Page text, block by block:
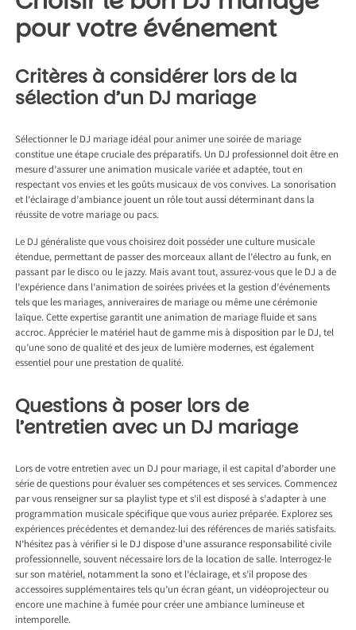
pour votre événement
Critères à considérer lors de la
sélection d’un DJ mariage
Sélectionner le DJ mariage idéal pour animer une soirée de mariage
constitue une étape cruciale des préparatifs. Un DJ professionnel doit être en
mesure d’assurer une animation musicale variée et adaptée, tout en
respectant vos envies et les goûts musicaux de vos convives. La sonorisation
et l’éclairage d’ambiance jouent un rôle tout aussi déterminant dans la
réussite de votre mariage ou pacs.
Le DJ généraliste que vous choisirez doit posséder une culture musicale
étendue, permettant de passer des morceaux allant de l’électro au funk, en
passant par le disco ou le jazzy. Mais avant tout, assurez-vous que le DJ a de
l’expérience dans l’animation de soirées privées et la gestion d’événements
tels que les mariages, anniveraires de mariage ou même une cérémonie
laïque. Cette expertise garantit une animation de mariage fluide et sans
accroc. Apprécier le matériel haut de gamme mis à disposition par le DJ, tel
qu’une sono de qualité et des jeux de lumière modernes, est également
essentiel pour une prestation de qualité.
Questions à poser lors de
l’entretien avec un DJ mariage
Lors de votre entretien avec un DJ pour mariage, il est capital d’aborder une
série de questions pour évaluer ses compétences et ses services. Commencez
par vous renseigner sur sa playlist type et s’il est disposé à s’adapter à une
programmation musicale spécifique que vous auriez préparée. Explorez ses
expériences précédentes et demandez-lui des références de mariés satisfaits.
N’hésitez pas à vérifier si le DJ dispose d’une assurance responsabilité civile
professionnelle, souvent nécessaire lors de la location de salle. Interrogez-le
sur son matériel, notamment la sono et l’éclairage, et s’il propose des
accessoires supplémentaires tels qu’un écran géant, un vidéoprojecteur ou
encore une machine à fumée pour créer une ambiance lumineuse et
intemporelle.